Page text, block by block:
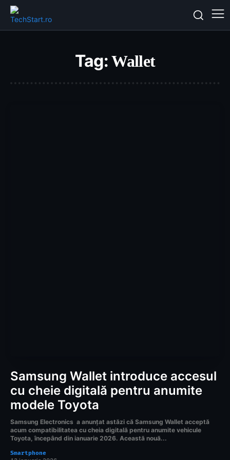
Tag:Wallet
Samsung Wallet introduce accesul
cu cheie digitală pentru anumite
modele Toyota
Samsung Electronics a anunțat astăzi că Samsung Wallet acceptă
acum compatibilitatea cu cheia digitală pentru anumite vehicule
Toyota, începând din ianuarie 2026. Această nouă...
Smartphone